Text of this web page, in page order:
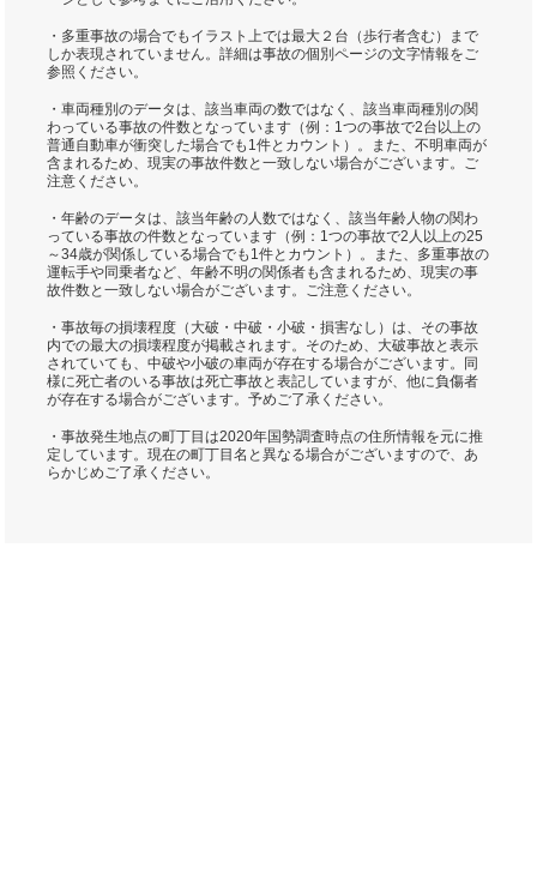
・多重事故の場合でもイラスト上では最大２台（歩行者含む）まで
しか表現されていません。詳細は事故の個別ページの文字情報をご
参照ください。
・車両種別のデータは、該当車両の数ではなく、該当車両種別の関
わっている事故の件数となっています（例：1つの事故で2台以上の
普通自動車が衝突した場合でも1件とカウント）。また、不明車両が
含まれるため、現実の事故件数と一致しない場合がございます。ご
注意ください。
・年齢のデータは、該当年齢の人数ではなく、該当年齢人物の関わ
っている事故の件数となっています（例：1つの事故で2人以上の25
～34歳が関係している場合でも1件とカウント）。また、多重事故の
運転手や同乗者など、年齢不明の関係者も含まれるため、現実の事
故件数と一致しない場合がございます。ご注意ください。
・事故毎の損壊程度（大破・中破・小破・損害なし）は、その事故
内での最大の損壊程度が掲載されます。そのため、大破事故と表示
されていても、中破や小破の車両が存在する場合がございます。同
様に死亡者のいる事故は死亡事故と表記していますが、他に負傷者
が存在する場合がございます。予めご了承ください。
・事故発生地点の町丁目は2020年国勢調査時点の住所情報を元に推
定しています。現在の町丁目名と異なる場合がございますので、あ
らかじめご了承ください。